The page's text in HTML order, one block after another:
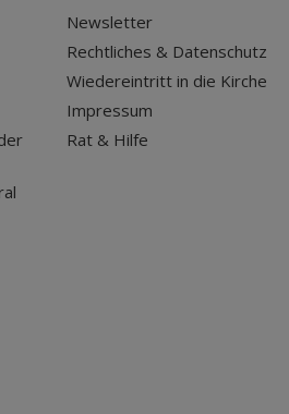
Newsletter
Rechtliches & Datenschutz
Wiedereintritt in die Kirche
Impressum
Rat & Hilfe